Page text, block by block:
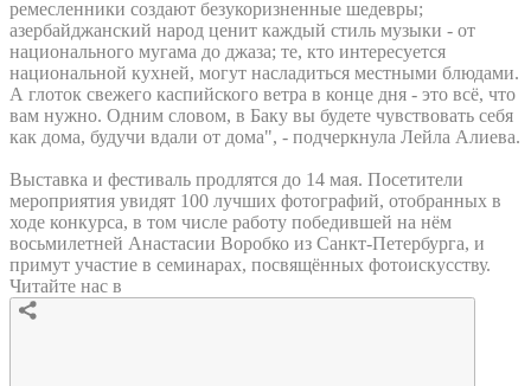
ремесленники создают безукоризненные шедевры;
азербайджанский народ ценит каждый стиль музыки - от
национального мугама до джаза; те, кто интересуется
национальной кухней, могут насладиться местными блюдами.
А глоток свежего каспийского ветра в конце дня - это всё, что
вам нужно. Одним словом, в Баку вы будете чувствовать себя
как дома, будучи вдали от дома", - подчеркнула Лейла Алиева.
Выставка и фестиваль продлятся до 14 мая. Посетители
мероприятия увидят 100 лучших фотографий, отобранных в
ходе конкурса, в том числе работу победившей на нём
восьмилетней Анастасии Воробко из Санкт-Петербурга, и
примут участие в семинарах, посвящённых фотоискусству.
Читайте нас в